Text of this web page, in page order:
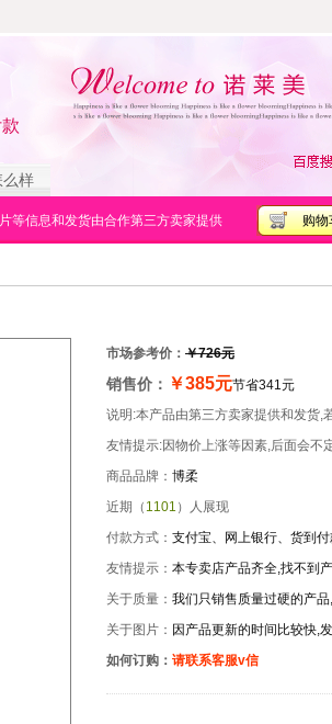
么样
等信息和发货由合作第三方卖家提供 购物
市场参考价： ￥726元
销售价： ￥385元节省341元
说明:本产品由第三方卖家提供和发货,
友情提示:因物价上涨等因素,后面会不
商品品牌： 博柔
近期（ 1101 ）人展现
付款方式： 支付宝、网上银行、货到
友情提示： 本专卖店产品齐全,找不到
关于质量： 我们只销售质量过硬的产
关于图片： 因产品更新的时间比较快,
如何订购： 请联系客服v信